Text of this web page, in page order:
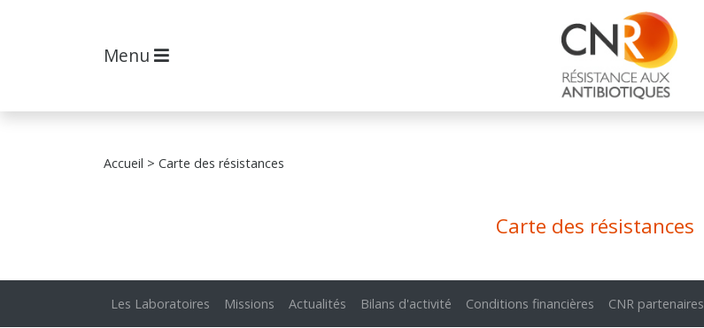
Menu
Accueil > Carte des résistances
Carte des résistances
Les Laboratoires Missions Actualités Bilans d'activité Conditions financières CNR partenaires